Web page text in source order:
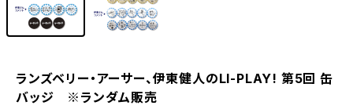
ランズベリー・アーサー、伊東健人のLI-PLAY! 第5回 缶
バッジ ※ランダム販売